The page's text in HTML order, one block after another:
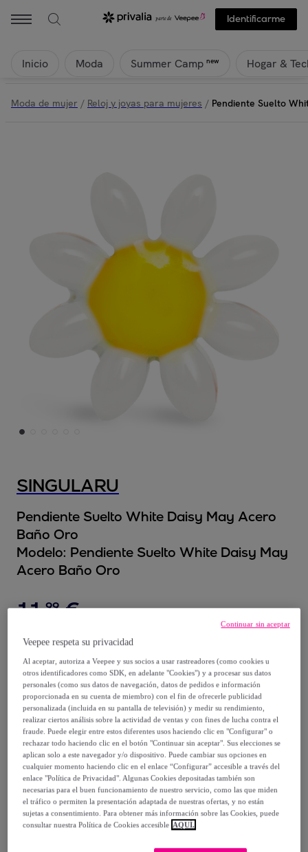
Identificarme
Inicio Moda Summer Camp new Hogar &
Moda de mujer / Reloj y joyas para mujeres / Pendiente Suelto
SINGULARU
Pendiente Suelto White Daisy May Acero
Baño Oro
Modelo: Pendiente Suelto White Daisy May
Acero Baño Oro
11,99 €
15,99 €
Vendido porSingularu
Entrega
Entrega desde2,99 €
Gratis desde 30 € de compra
y el14/08
Veepee respeta su privacidad
Al aceptar, autoriza a Veepee y sus socios a usar rastreadores (como cookies u
otros identificadores como SDK, en adelante "Cookies") y a procesar sus datos
personales (como sus datos de navegación, datos de pedidos e información
proporcionada en su cuenta de miembro) con el fin de ofrecerle publicidad
personalizada (incluida en su pantalla de televisión) y medir su rendimiento,
realizar ciertos análisis sobre la actividad de ventas y con fines de lucha contra el
fraude. Puede elegir entre estos diferentes usos haciendo clic en "Configurar" o
rechazar todo haciendo clic en el botón "Continuar sin aceptar". Sus elecciones se
aplican solo a este navegador y/o dispositivo. Puede cambiar sus opciones en
cualquier momento haciendo clic en el enlace “Configurar” accesible a través del
enlace "Política de Privacidad". Algunas Cookies depositadas también son
necesarias para el buen funcionamiento de nuestro servicio, como las que miden
el tráfico o permiten la presentación adaptada de nuestras ofertas, y no están
sujetas a consentimiento. Para obtener más información sobre las Cookies, puede
consultar nuestra Política de Cookies accesible AQUÍ.
Continuar sin aceptar